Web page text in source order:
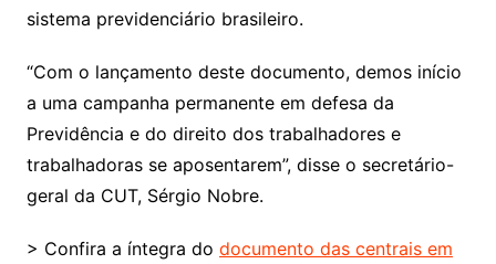
sistema previdenciário brasileiro.
“Com o lançamento deste documento, demos início
a uma campanha permanente em defesa da
Previdência e do direito dos trabalhadores e
trabalhadoras se aposentarem”, disse o secretário-
geral da CUT, Sérgio Nobre.
> Confira a íntegra do documento das centrais em